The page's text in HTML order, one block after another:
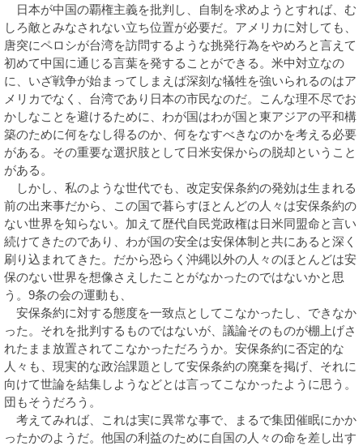
日本が中国の覇権主義を批判し、自制を求めようとすれば、む
しろ敵とみなされない立ち位置が必要だ。アメリカに対しても、
唐突にペロシが台湾を訪問するような挑発行為をやめろと言えて
初めて中国に通じる言葉を発することができる。米中対立なの
に、いざ戦争が始まってしまえば深刻な犠牲を強いられるのはア
メリカでなく、台湾であり日本の市民なのだ。こんな理不尽でお
かしなことを避けるために、わが国はわが国と東アジアの平和構
築のために何をなし得るのか、何をなすべきなのかを考える必要
がある。その重要な選択肢として日米安保からの脱却ということ
がある。
しかし、私のような世代でも、改定安保条約の発効は生まれる
前の出来事だから、この国で暮らすほとんどの人々は安保条約の
ない世界を知らない。加えて歴代自民党政権は日米同盟命と言い
続けてきたのであり、わが国の安全は安保体制と共にあると深く
刷り込まれてきた。だから恐らく沖縄以外の人々のほとんどは安
保のない世界を想像さえしたことがなかったのではないかと思
う。9条の会の運動も、
安保条約に対する態度を一致点としてこなかったし、できなか
った。それを批判するものではないが、議論そのものが棚上げさ
れたまま放置されてこなかっただろうか。安保条約に否定的な
人々も、現実的な政治課題として安保条約の廃棄を掲げ、それに
向けて世論を結集しようなどとは言ってこなかったように思う。
団もそうだろう。
考えてみれば、これは実に異常な事で、まるで集団催眠にかか
ったかのようだ。他国の利益のために自国の人々の命を差し出す